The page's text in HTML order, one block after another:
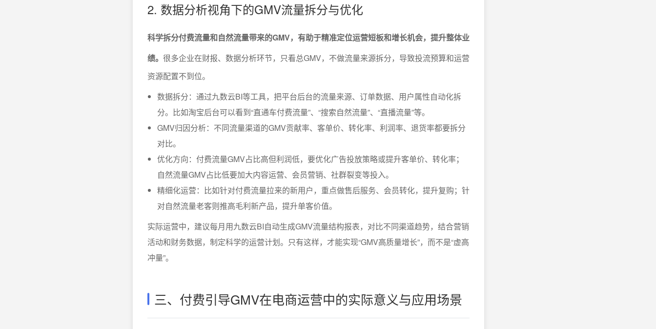
2. 数据分析视角下的GMV流量拆分与优化
科学拆分付费流量和自然流量带来的GMV，有助于精准定位运营短板和增长机会，提升整体业
绩。 很多企业在财报、数据分析环节，只看总GMV，不做流量来源拆分，导致投流预算和运营
资源配置不到位。
数据拆分：通过九数云BI等工具，把平台后台的流量来源、订单数据、用户属性自动化拆
分。比如淘宝后台可以看到“直通车付费流量”、“搜索自然流量”、“直播流量”等。
GMV归因分析：不同流量渠道的GMV贡献率、客单价、转化率、利润率、退货率都要拆分
对比。
优化方向：付费流量GMV占比高但利润低，要优化广告投放策略或提升客单价、转化率；
自然流量GMV占比低要加大内容运营、会员营销、社群裂变等投入。
精细化运营：比如针对付费流量拉来的新用户，重点做售后服务、会员转化，提升复购；针
对自然流量老客则推高毛利新产品，提升单客价值。
实际运营中，建议每月用九数云BI自动生成GMV流量结构报表，对比不同渠道趋势，结合营销
活动和财务数据，制定科学的运营计划。只有这样，才能实现“GMV高质量增长”，而不是“虚高
冲量”。
三、付费引导GMV在电商运营中的实际意义与应用场景